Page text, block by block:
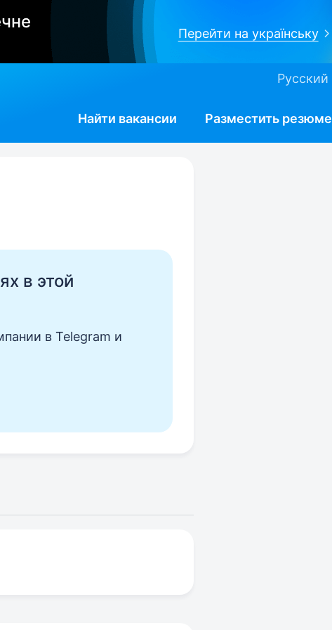
Перейти на українську
Русский
Найти вакансии Разместить резюме
в этой
в Telegram и